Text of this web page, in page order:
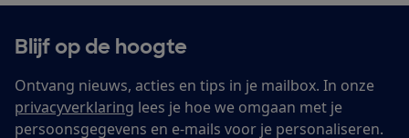
Blijf op de hoogte
Ontvang nieuws, acties en tips in je mailbox. In onze
privacyverklaring lees je hoe we omgaan met je
persoonsgegevens en e-mails voor je personaliseren.